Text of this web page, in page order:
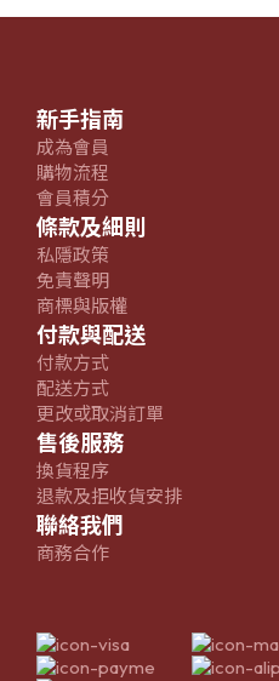
新手指南
成為會員
購物流程
會員積分
條款及細則
私隱政策
免責聲明
商標與版權
付款與配送
付款方式
配送方式
更改或取消訂單
售後服務
換貨程序
退款及拒收貨安排
聯絡我們
商務合作